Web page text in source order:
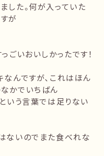
した。何が入っていた
が
ごいおいしかったです！
なんですが、これはほん
かでいちばん
いう言葉では足りない
ないのでまた食べれな